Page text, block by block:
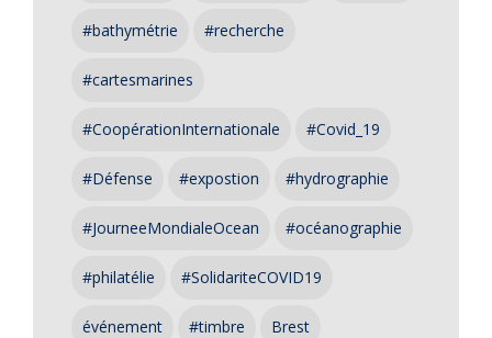
#bathymétrie #recherche
#cartesmarines
#CoopérationInternationale #Covid_19
#Défense #expostion #hydrographie
#JourneeMondialeOcean #océanographie
#philatélie #SolidariteCOVID19
événement #timbre Brest